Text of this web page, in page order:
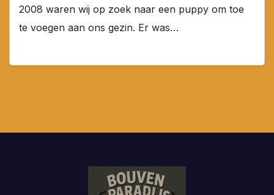
2008 waren wij op zoek naar een puppy om toe
te voegen aan ons gezin. Er was…